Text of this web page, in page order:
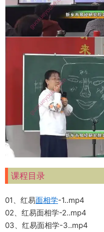
课程目录
01、红易面相学-1..mp4
02、红易面相学-2..mp4
03、红易面相学-3..mp4